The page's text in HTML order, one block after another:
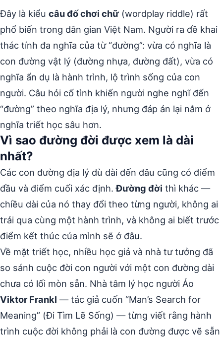
Đây là kiểu câu đố chơi chữ (wordplay riddle) rất
phổ biến trong dân gian Việt Nam. Người ra đề khai
thác tính đa nghĩa của từ “đường”: vừa có nghĩa là
con đường vật lý (đường nhựa, đường đất), vừa có
nghĩa ẩn dụ là hành trình, lộ trình sống của con
người. Câu hỏi cố tình khiến người nghe nghĩ đến
“đường” theo nghĩa địa lý, nhưng đáp án lại nằm ở
nghĩa triết học sâu hơn.
Vì sao đường đời được xem là dài
nhất?
Các con đường địa lý dù dài đến đâu cũng có điểm
đầu và điểm cuối xác định.Đường đời thì khác —
chiều dài của nó thay đổi theo từng người, không ai
trải qua cùng một hành trình, và không ai biết trước
điểm kết thúc của mình sẽ ở đâu.
Về mặt triết học, nhiều học giả và nhà tư tưởng đã
so sánh cuộc đời con người với một con đường dài
chưa có lối mòn sẵn. Nhà tâm lý học người Áo
Viktor Frankl — tác giả cuốn “Man’s Search for
Meaning” (Đi Tìm Lẽ Sống) — từng viết rằng hành
trình cuộc đời không phải là con đường được vẽ sẵn